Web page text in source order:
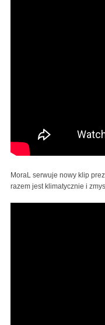
MoraL serwuje nowy klip
razem jest klimatycznie i